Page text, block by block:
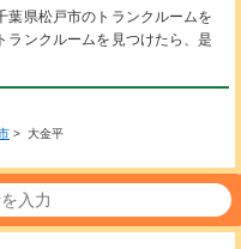
葉県松戸市のトランクルームを
ランクルームを見つけたら、是
> 大金平